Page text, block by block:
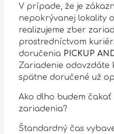
V prípade, že je
nepokrývanej lokality
realizujeme zber
prostredníctvom
doručenia PICKUP
Zariadenie odovzdáte
spätne doručené už
Ako dlho budem čakať
zariadenia?
Štandardný čas